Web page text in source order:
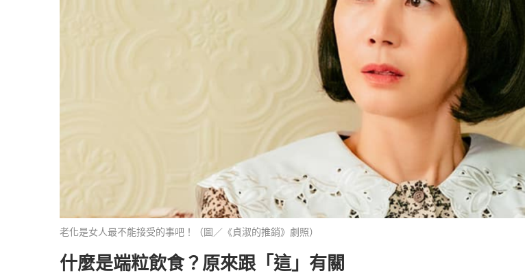
老化是女人最不能接受的事吧！（圖／《貞淑的推銷》劇照）
什麼是端粒飲食？原來跟「這」有關